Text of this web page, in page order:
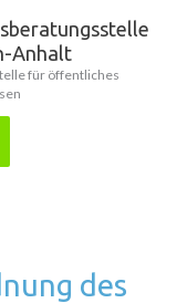
Anhalt
für öffentliches
des